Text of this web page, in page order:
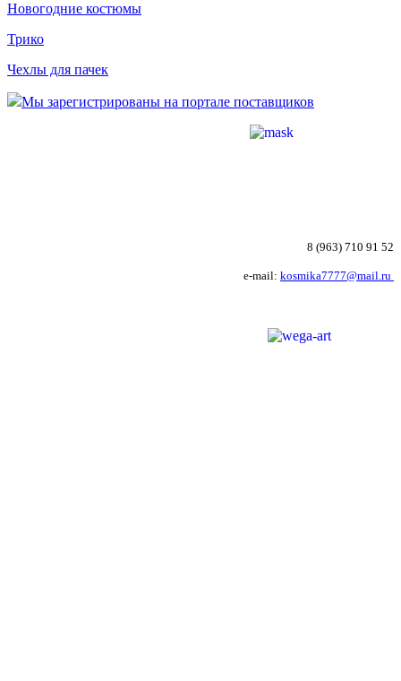
Новогодние костюмы
Трико
Чехлы для пачек
Мы зарегистрированы на портале поставщиков
8 (963) 710 91 52
e-mail: kosmika7777@mail.ru